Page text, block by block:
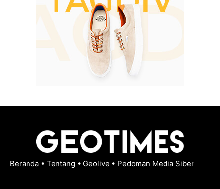
Beranda • Tentang • Geolive • Pedoman Media Siber